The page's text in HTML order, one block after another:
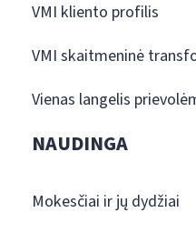
VMI kliento profilis
VMI skaitmeninė
Vienas langelis
NAUDINGA
Mokesčiai ir jų dydžiai